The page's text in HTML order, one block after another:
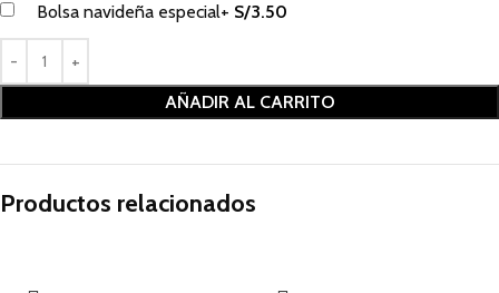
Bolsa navideña especial+ S/3.50
AÑADIR AL CARRITO
Productos relacionados